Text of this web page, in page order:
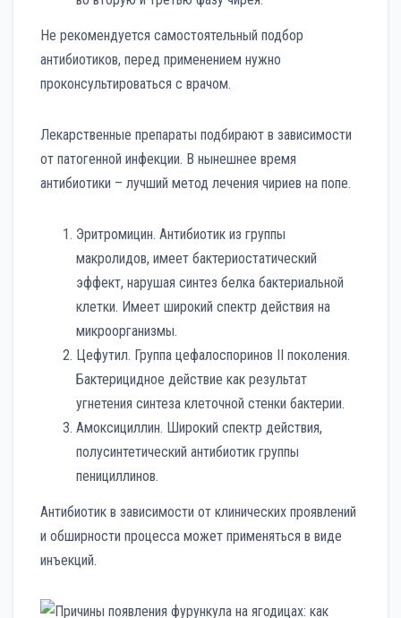
Не рекомендуется самостоятельный подбор
антибиотиков, перед применением нужно
проконсультироваться с врачом.
Лекарственные препараты подбирают в зависимости
от патогенной инфекции. В нынешнее время
антибиотики – лучший метод лечения чириев на попе.
Эритромицин. Антибиотик из группы
макролидов, имеет бактериостатический
эффект, нарушая синтез белка бактериальной
клетки. Имеет широкий спектр действия на
микроорганизмы.
Цефутил. Группа цефалоспоринов II поколения.
Бактерицидное действие как результат
угнетения синтеза клеточной стенки бактерии.
Амоксициллин. Широкий спектр действия,
полусинтетический антибиотик группы
пенициллинов.
Антибиотик в зависимости от клинических проявлений
и обширности процесса может применяться в виде
инъекций.